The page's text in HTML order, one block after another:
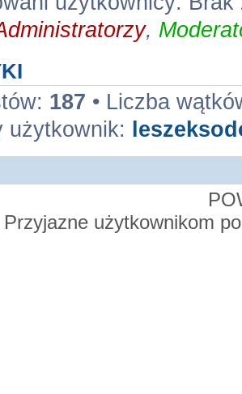
,
187 • Liczba
użytkownik:
Przyjazne użytkownikom